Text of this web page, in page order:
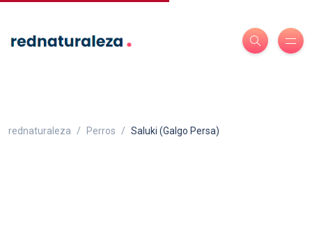
rednaturaleza Perros Saluki (Galgo Persa)